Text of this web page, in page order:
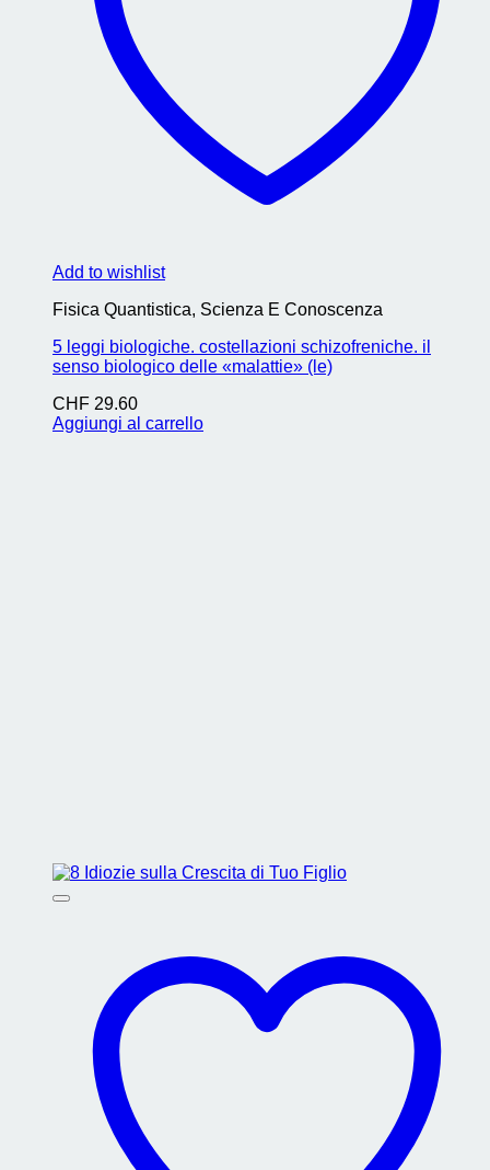
Add to wishlist
Fisica Quantistica, Scienza E Conoscenza
5 leggi biologiche. costellazioni schizofreniche. il
senso biologico delle «malattie» (le)
CHF 29.60
Aggiungi al carrello